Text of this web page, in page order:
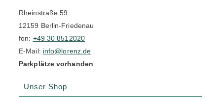
Rheinstraße 59
12159 Berlin-Friedenau
fon: +49 30 8512020
E-Mail: info@lorenz.de
Parkplätze vorhanden
Unser Shop